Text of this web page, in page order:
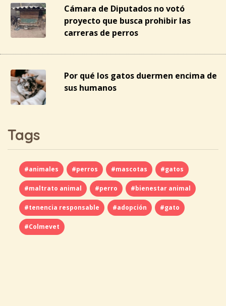
Cámara de Diputados no votó
proyecto que busca prohibir las
carreras de perros
Por qué los gatos duermen encima de
sus humanos
Tags
#animales #perros #mascotas #gatos
#maltrato animal #perro #bienestar animal
#tenencia responsable #adopción #gato
#Colmevet